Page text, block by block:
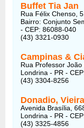
Buffet Tia Jan
Rua Félix Chenso,
Bairro: Conjunto
- CEP: 86088-040
(43) 3321-0930
Campinas &
Rua Professor
Londrina - PR -
(43) 3304-8256
Donadio,
Avenida Brasília,
Londrina - PR -
(43) 3325-4856